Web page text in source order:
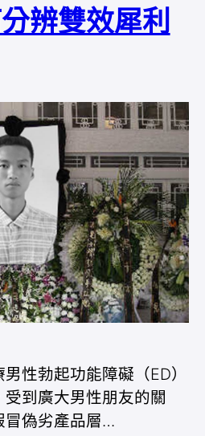
辨雙效犀利
性勃起功能障礙（ED）
到廣大男性朋友的關
冒偽劣產品層…